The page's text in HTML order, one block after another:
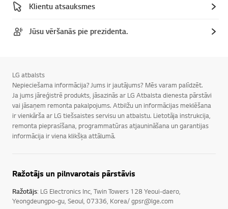
Klientu atsauksmes
Jūsu vēršanās pie prezidenta.
LG atbalsts
Nepieciešama informācija? Jums ir jautājums? Mēs varam palīdzēt.
Ja jums jāreģistrē produkts, jāsazinās ar LG Atbalsta dienesta pārstāvi
vai jāsaņem remonta pakalpojums. Atbilžu un informācijas meklēšana
ir vienkārša ar LG tiešsaistes servisu un atbalstu. Lietotāja instrukcija,
remonta pieprasīšana, programmatūras atjaunināšana un garantijas
informācija ir viena klikšķa attālumā.
Ražotājs un pilnvarotais pārstāvis
Ražotājs: LG Electronics Inc, Twin Towers 128 Yeoui-daero,
Yeongdeungpo-gu, Seoul, 07336, Korea/ gpsr@lge.com